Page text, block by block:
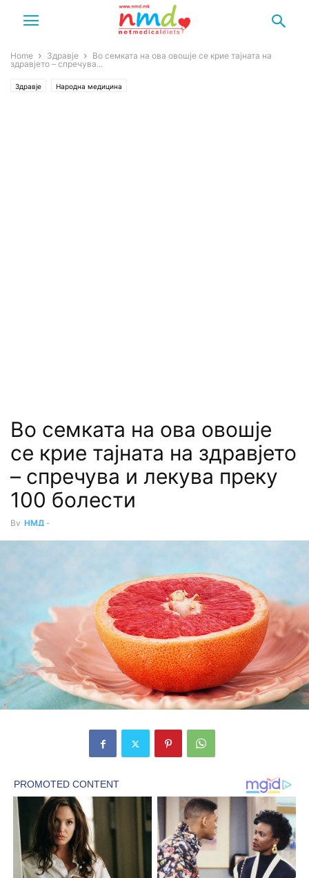
Home Здравје
Во семката на ова овошје се крие тајната на
здравјето – спречува...
Здравје Народна медицина
Во семката на ова овошје
се крие тајната на здравјето
– спречува и лекува преку
100 болести
By НМД -